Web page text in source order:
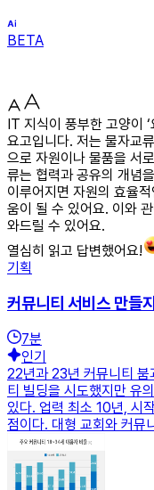
BETA
IT 지식이 풍부한 고양이
요고입니다. 저는 물자교
으로 자원이나 물품을 서
류는 협력과 공유의 개념
이루어지면 자원의 효율
움이 될 수 있어요. 이와
와드릴 수 있어요.
열심히 읽고 답변했어요!
기획
커뮤니티 서비스 만들
7분
인기
22년과 23년 커뮤니티 붐
티 빌딩을 시도했지만 유
있다. 업력 최소 10년, 시
점이다. 대형 교회와 커뮤